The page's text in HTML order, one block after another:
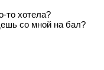
то хотела?
со мной на бал?